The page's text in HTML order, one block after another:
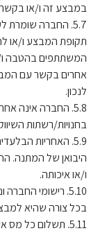
במבצע זה ו/או
5.7. החברה
תקופת המבצע ו/או
המשתתפים בהטבה ו/
אחרים בקשר עם
לנכון.
5.8. החברה אינה
בחנויות/רשתות
5.9. האחריות
היבואן של המתנה.
ו/או איכותה.
5.10. רישומי
בכל צורה שהיא
5.11. תשלום כל